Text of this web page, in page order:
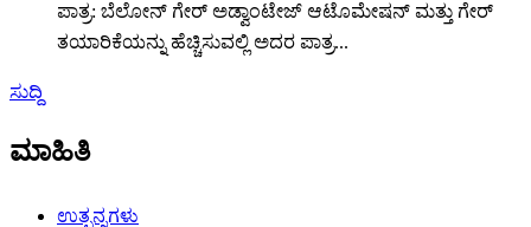
ಪಾತ್ರ: ಬೆಲೋನ್ ಗೇರ್ ಅಡ್ವಾಂಟೇಜ್ ಆಟೊಮೇಷನ್ ಮತ್ತು ಗೇರ್
ತಯಾರಿಕೆಯನ್ನು ಹೆಚ್ಚಿಸುವಲ್ಲಿ ಅದರ ಪಾತ್ರ...
ಸುದ್ದಿ
ಮಾಹಿತಿ
ಉತ್ಪನ್ನಗಳು